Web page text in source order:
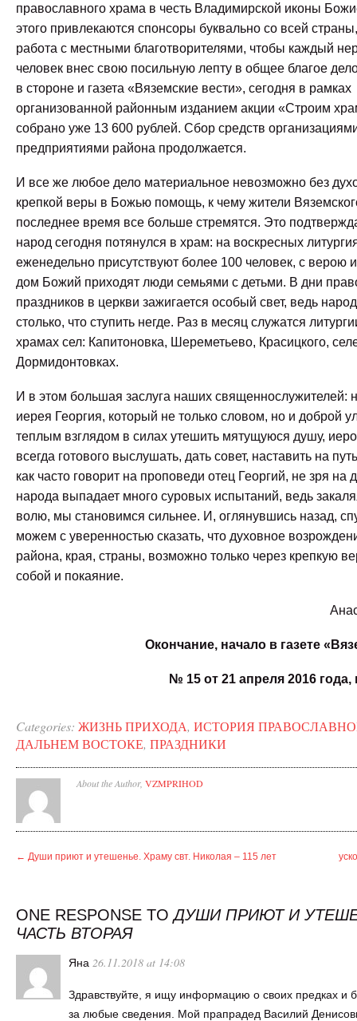
православного храма в честь Владимирской иконы
этого привлекаются спонсоры буквально со всей
работа с местными благотворителями, чтобы каждый
человек внес свою посильную лепту в общее благое
в стороне и газета «Вяземские вести», сегодня в рамках
организованной районным изданием акции «Строим
собрано уже 13 600 рублей. Сбор средств
предприятиями района продолжается.
И все же любое дело материальное невозможно без
крепкой веры в Божью помощь, к чему жители
последнее время все больше стремятся. Это
народ сегодня потянулся в храм: на воскресных
еженедельно присутствуют более 100 человек, с верою
дом Божий приходят люди семьями с детьми. В дни
праздников в церкви зажигается особый свет, ведь
столько, что ступить негде. Раз в месяц служатся
храмах сел: Капитоновка, Шереметьево, Красицкого,
Дормидонтовках.
И в этом большая заслуга наших священнослужителей:
иерея Георгия, который не только словом, но и доброй
теплым взглядом в силах утешить мятущуюся душу,
всегда готового выслушать, дать совет, наставить на
как часто говорит на проповеди отец Георгий, не зря на
народа выпадает много суровых испытаний, ведь
волю, мы становимся сильнее. И, оглянувшись назад,
можем с уверенностью сказать, что духовное
района, края, страны, возможно только через крепкую
собой и покаяние.
Окончание, начало в газете
№ 15 от 21 апреля 2016 года,
Categories: ЖИЗНЬ ПРИХОДА, ИСТОРИЯ
ДАЛЬНЕМ ВОСТОКЕ, ПРАЗДНИКИ
About the Author, VZMPRIHOD
← Души приют и утешенье. Храму свт. Николая – 115 лет
ONE RESPONSE TOДУШИ ПРИЮТ И
ЧАСТЬ ВТОРАЯ
Яна 26.11.2018 at 14:08
Здравствуйте, я ищу информацию о своих предках и
за любые сведения. Мой прапрадед Василий